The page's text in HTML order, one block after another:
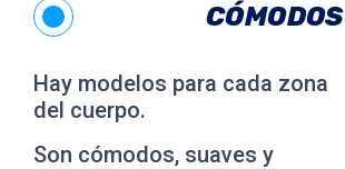
CÓMODOS
Hay modelos para cada zona
del cuerpo.
Son cómodos, suaves y